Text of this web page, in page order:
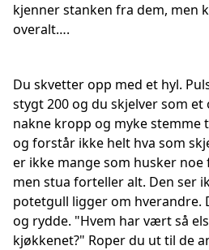
kjenner stanken fra dem, men
overalt….
Du skvetter opp med et hyl.
stygt 200 og du skjelver som et
nakne kropp og myke stemme
og forstår ikke helt hva som
er ikke mange som husker noe
men stua forteller alt. Den ser
potetgull ligger om hverandre.
og rydde. "Hvem har vært så
kjøkkenet?" Roper du ut til de